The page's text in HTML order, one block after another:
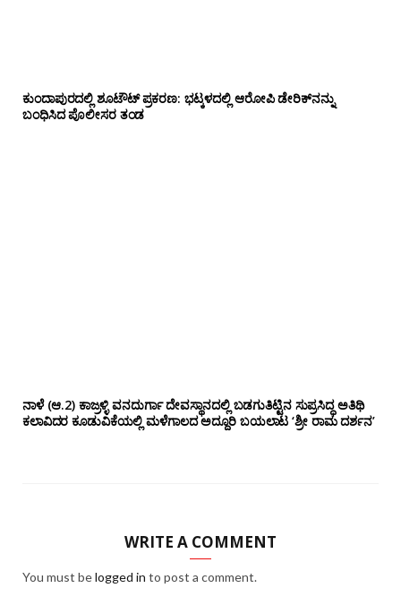
ಕುಂದಾಪುರದಲ್ಲಿ ಶೂಟೌಟ್ ಪ್ರಕರಣ: ಭಟ್ಕಳದಲ್ಲಿ ಆರೋಪಿ ಡೇರಿಕ್‌ನನ್ನು
ಬಂಧಿಸಿದ ಪೊಲೀಸರ ತಂಡ
ನಾಳೆ (ಆ.2) ಕಾಜ್ರಳ್ಳಿ ವನದುರ್ಗಾ ದೇವಸ್ಥಾನದಲ್ಲಿ ಬಡಗುತಿಟ್ಟಿನ ಸುಪ್ರಸಿದ್ಧ ಅತಿಥಿ
ಕಲಾವಿದರ ಕೂಡುವಿಕೆಯಲ್ಲಿ ಮಳೆಗಾಲದ ಅದ್ದೂರಿ ಬಯಲಾಟ ‘ಶ್ರೀ ರಾಮ ದರ್ಶನ’
WRITE A COMMENT
You must belogged in to post a comment.